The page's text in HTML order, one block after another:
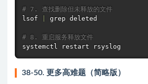
# 7. 查找删除但未释放的文件
lsof
grep deleted
# 8. 重启服务释放文件
systemctl restart rsyslog
38-50. 更多高难题（简略版）